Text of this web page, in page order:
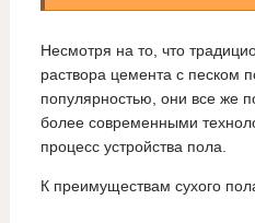
Несмотря на то, что
раствора цемента с песком
популярностью, они все же
более современными
процесс устройства пола.
К преимуществам сухого